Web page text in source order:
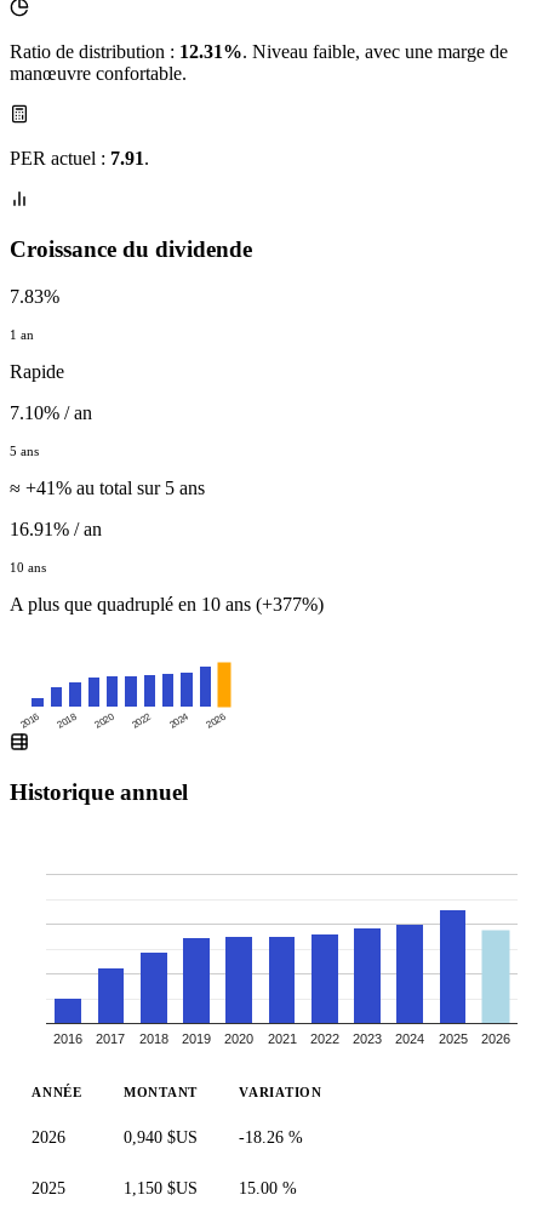
Ratio de distribution : 12.31%. Niveau faible, avec une marge de
manœuvre confortable.
PER actuel : 7.91.
Croissance du dividende
7.83%
1 an
Rapide
7.10% / an
5 ans
≈ +41% au total sur 5 ans
16.91% / an
10 ans
A plus que quadruplé en 10 ans (+377%)
2016 2018 2020 2022 2024 2026
Historique annuel
2016 2017 2018 2019 2020 2021 2022 2023 2024 2025 2026
ANNÉE MONTANT VARIATION
2026 0,940 $US -18.26 %
2025 1,150 $US 15.00 %